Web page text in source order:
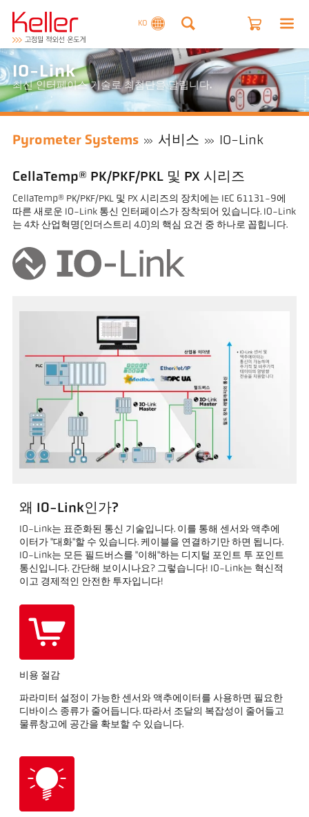
KO
IO-Link
최신 인터페이스 기술로 최첨단을 달립니다.
Pyrometer Systems 서비스 IO-Link
CellaTemp® PK/PKF/PKL 및 PX 시리즈
CellaTemp® PK/PKF/PKL 및 PX 시리즈의 장치에는 IEC 61131-9에
따른 새로운 IO-Link 통신 인터페이스가 장착되어 있습니다. IO-Link
는 4차 산업혁명(인더스트리 4.0)의 핵심 요건 중 하나로 꼽힙니다.
왜 IO-Link인가?
IO-Link는 표준화된 통신 기술입니다. 이를 통해 센서와 액추에
이터가 "대화"할 수 있습니다. 케이블을 연결하기만 하면 됩니다.
IO-Link는 모든 필드버스를 "이해"하는 디지털 포인트 투 포인트
통신입니다. 간단해 보이시나요? 그렇습니다! IO-Link는 혁신적
이고 경제적인 안전한 투자입니다!
비용 절감
파라미터 설정이 가능한 센서와 액추에이터를 사용하면 필요한
디바이스 종류가 줄어듭니다. 따라서 조달의 복잡성이 줄어들고
물류창고에 공간을 확보할 수 있습니다.